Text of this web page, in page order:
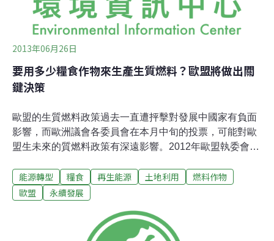
2013年06月26日
要用多少糧食作物來生產生質燃料？歐盟將做出關
鍵決策
歐盟的生質燃料政策過去一直遭抨擊對發展中國家有負面
影響，而歐洲議會各委員會在本月中旬的投票，可能對歐
盟生未來的質燃料政策有深遠影響。2012年歐盟執委會為
作物生產生質燃料的上限為5%，而2020年的目標是運輸
用燃料有10%來自可再生能源。歐盟執委會表示此舉將刺
廢棄物或稻稈）生產生質燃料。比起化石燃料，這不僅能
大幅減少溫室氣體排放，也不會直接干擾糧食的生產。改
能源轉型 糧食 再生能源 土地利用
燃料作物
歐盟
永續發展